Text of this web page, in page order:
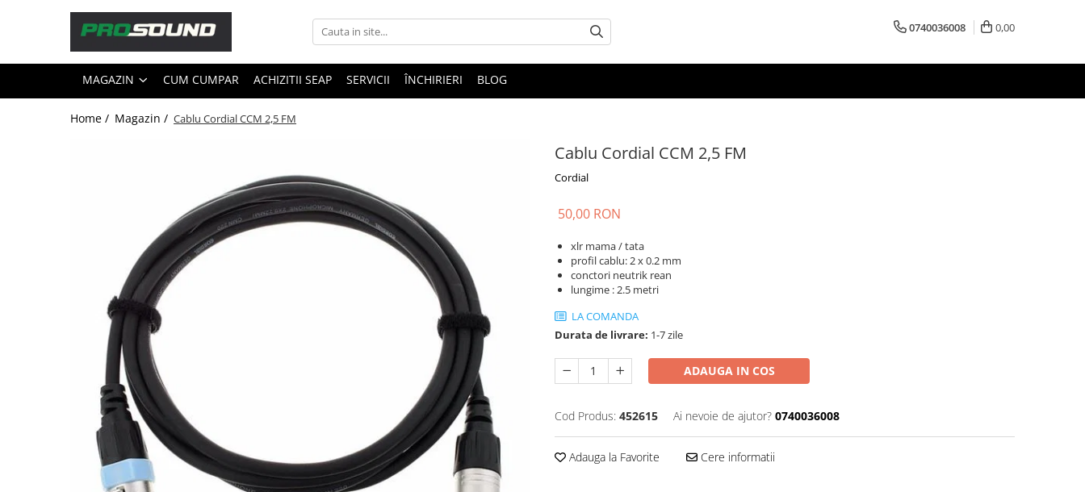
Magazin
Sonorizare / PA
Playere si Recordere
Accesorii de microfoane
Case-uri de microfoane
Microfoane de broadcast
Microfoane de instrumente
Microfoane de masurare si
Microfoane de studio
Microfoane de Suprafata
Microfoane de voce si live
Microfoane lavaliera si headset
Microfoane podcast, USB, iOS /
0740036008 0,00
MAGAZIN CUM CUMPAR ACHIZITII SEAP SERVICII ÎNCHIRIERI BLOG
Home / Magazin / Cablu Cordial CCM 2,5 FM
Cablu Cordial CCM 2,5 FM
Cordial
50,00 RON
xlr mama / tata
profil cablu: 2 x 0.2 mm
conctori neutrik rean
lungime : 2.5 metri
LA COMANDA
Durata de livrare: 1-7 zile
ADAUGA IN COS
Cod Produs: 452615 Ai nevoie de ajutor? 0740036008
Adauga la Favorite Cere informatii